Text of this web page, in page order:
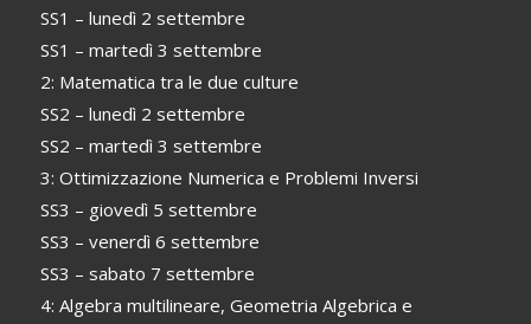
SS1 – lunedì 2 settembre
SS1 – martedì 3 settembre
2: Matematica tra le due culture
SS2 – lunedì 2 settembre
SS2 – martedì 3 settembre
3: Ottimizzazione Numerica e Problemi Inversi
SS3 – giovedì 5 settembre
SS3 – venerdì 6 settembre
SS3 – sabato 7 settembre
4: Algebra multilineare, Geometria Algebrica e